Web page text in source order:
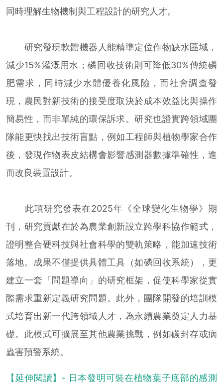
同時理解生物機制與工程設計的研究人才。
研究發現軟體機器人能精準定位作物缺水區域，
減少15%灌溉用水；磷回收技術則可降低30%傳統磷
肥需求，同時減少水體優養化風險，而社會調查發
現，農民對新技術的接受度取決於成本效益比與操作
簡易性，而非單純的環保訴求。研究也證實跨領域團
隊能更快找出技術盲點，例如工程師與植物學家合作
後，發現作物表皮結構會影響感測器數據準確性，進
而改良裝置設計。
此項研究發表在2025年《全球變化生物學》期
刊，研究貢獻在於為農業創新設立跨學科協作範式，
證明整合硬科技與社會科學的雙軌策略，能加速技術
落地。成果不僅提供具體工具（如磷回收系統），更
建立一套「問題導向」的研究框架，促使科學家從實
際需求重新定義研究問題。此外，團隊開發的培訓模
式培育出新一代跨領域人才，為永續農業奠定人力基
礎。此模式可擴展至其他農業挑戰，例如碳封存或病
蟲害預警系統。
【延伸閱讀】- 日本發明可裝在植物葉子底部的感測